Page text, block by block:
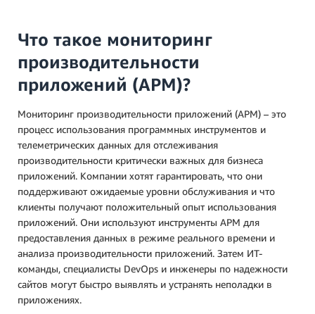
Что такое мониторинг
производительности
приложений (APM)?
Мониторинг производительности приложений (APM) – это
процесс использования программных инструментов и
телеметрических данных для отслеживания
производительности критически важных для бизнеса
приложений. Компании хотят гарантировать, что они
поддерживают ожидаемые уровни обслуживания и что
клиенты получают положительный опыт использования
приложений. Они используют инструменты APM для
предоставления данных в режиме реального времени и
анализа производительности приложений. Затем ИТ-
команды, специалисты DevOps и инженеры по надежности
сайтов могут быстро выявлять и устранять неполадки в
приложениях.